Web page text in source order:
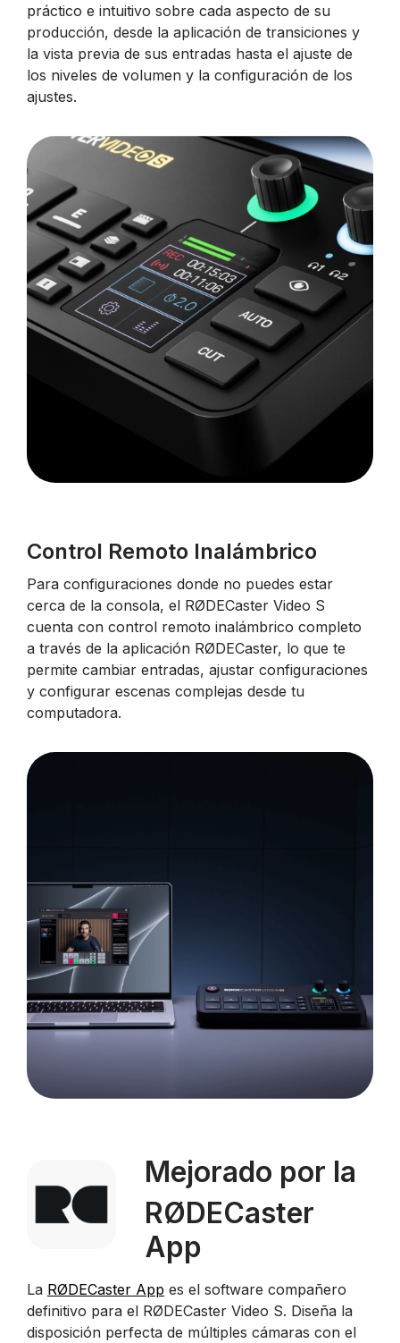
práctico e intuitivo sobre cada aspecto de su
producción, desde la aplicación de transiciones y
la vista previa de sus entradas hasta el ajuste de
los niveles de volumen y la configuración de los
ajustes.
Control Remoto Inalámbrico
Para configuraciones donde no puedes estar
cerca de la consola, el RØDECaster Video S
cuenta con control remoto inalámbrico completo
a través de la aplicación RØDECaster, lo que te
permite cambiar entradas, ajustar configuraciones
y configurar escenas complejas desde tu
computadora.
Mejorado por la
RØDECaster
App
La RØDECaster App es el software compañero
definitivo para el RØDECaster Video S. Diseña la
disposición perfecta de múltiples cámaras con el